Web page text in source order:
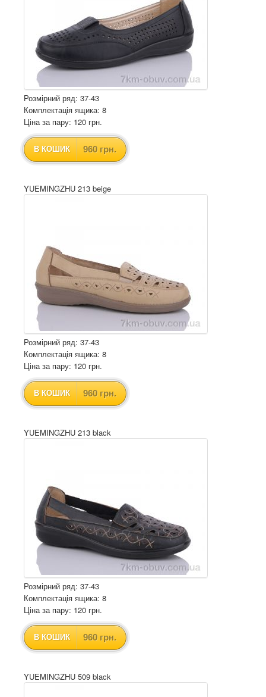
Розмірний ряд: 37-43
Комплектація ящика: 8
Ціна за пару: 120 грн.
В КОШИК 960 грн.
YUEMINGZHU 213 beige
Розмірний ряд: 37-43
Комплектація ящика: 8
Ціна за пару: 120 грн.
В КОШИК 960 грн.
YUEMINGZHU 213 black
Розмірний ряд: 37-43
Комплектація ящика: 8
Ціна за пару: 120 грн.
В КОШИК 960 грн.
YUEMINGZHU 509 black